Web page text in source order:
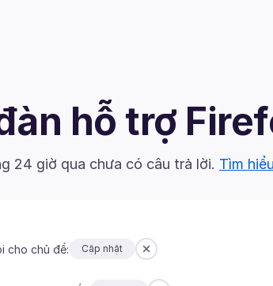
hỗ trợ
24 giờ qua chưa có câu trả lời. Tìm
cho chủ đề: Cập nhật